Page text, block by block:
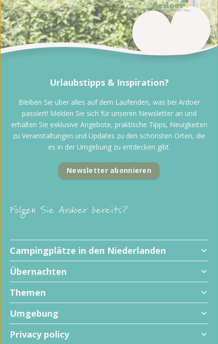
Folgen Sie Ardoer bereits?
Campingplätze in den Niederlanden
Übernachten
Themen
Umgebung
Privacy policy
Urlaubstipps & Inspiration?
Bleiben Sie über alles auf dem Laufenden, was bei Ardoer
passiert! Melden Sie sich für unseren Newsletter an und
erhalten Sie exklusive Angebote, praktische Tipps, Neuigkeiten
zu Veranstaltungen und Updates zu den schönsten Orten, die
es in der Umgebung zu entdecken gibt.
Newsletter abonnieren